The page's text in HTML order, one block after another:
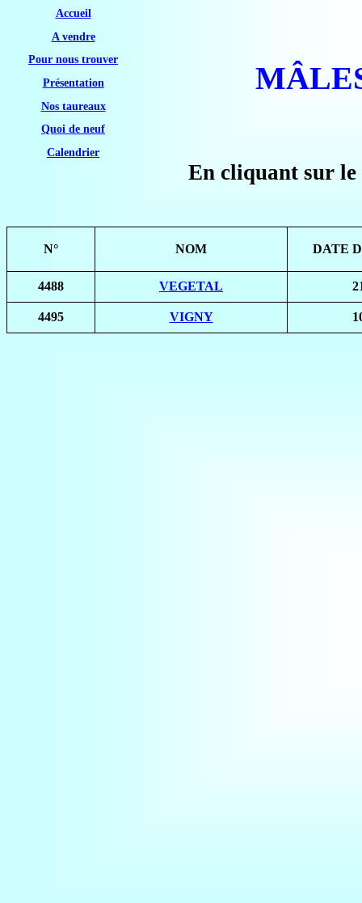
Accueil
A vendre
Pour nous trouver
Présentation
Nos taureaux
Quoi de neuf
Calendrier
En cliquant sur le
N° NOM DATE
4488 VEGETAL
4495 VIGNY